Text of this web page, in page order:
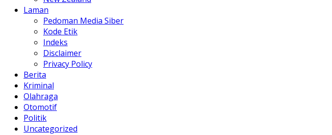
Laman
Pedoman Media Siber
Kode Etik
Indeks
Disclaimer
Privacy Policy
Berita
Kriminal
Olahraga
Otomotif
Politik
Uncategorized